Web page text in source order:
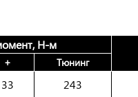
Н-м
+ Тюнинг
33 243